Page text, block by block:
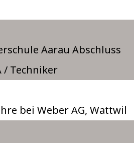
Aarau Abschluss
/ Techniker
bei Weber AG, Wattwil